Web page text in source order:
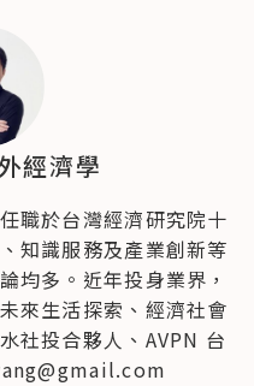
經濟學
職於台灣經濟研究院十
知識服務及產業創新等
均多。近年投身業界，
來生活探索、經濟社會
社投合夥人、AVPN 台